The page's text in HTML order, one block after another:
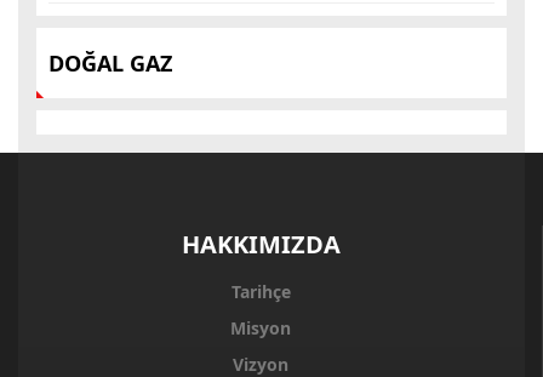
DOĞAL GAZ
HAKKIMIZDA
Tarihçe
Misyon
Vizyon